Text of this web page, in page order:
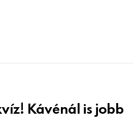
Kávénál is jobb